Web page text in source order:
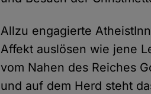
Allzu engagierte
Affekt auslösen wie jene
vom Nahen des Reiches
und auf dem Herd steht